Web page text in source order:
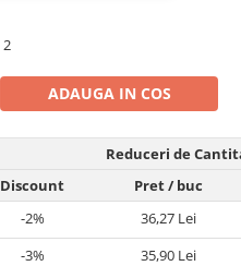
2
ADAUGA IN COS
Reduceri de
Discount Pret/ buc
-2% 36,27 Lei
-3% 35,90 Lei